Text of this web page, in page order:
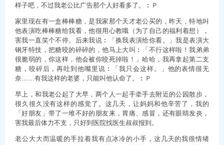
样子吧，不过我老公比广告那个人好看多了。︰Ｐ
家里现在有一盒棒棒糖，是我家那个天才老公买的，昨天，特地叫
他表演吃棒棒糖给我看，他很用心教哦（为了自己的福利着想），
害我一直笑个不停。后来我说︰「换我表演给你看。」我是表演大
钢牙特技，把糖咬的碎碎的，他马上大叫︰「不行这样啦！我弟弟
很脆弱的，你这样，他会被你咬死掉啦！」哈哈，我再拿起第二支
糖，咬碎后，再吐到他嘴里说︰「我只会这样。」他的表情很无
奈……有我这样的老婆，只能叫他认命了。︰Ｐ
早上，和我老公起了大早，两个人一起手牵手去附近的公园散步，
很久很久没有这样的感觉了。这几天，让妈妈和他辛苦了，我的
「好朋友」带了一堆不好的朋友来，胃痛、感冒，还有眼睛发炎，
害我最后体力不支，只好到医院找医生叔叔报到。
老公大大而温暖的手拉着我有点冰冷的小手，这几天的我很情绪